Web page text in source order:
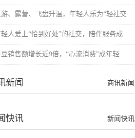
、露营、飞盘升温，年轻人乐为“轻社交
人爱上“恰到好处”的社交，陪伴服务成
销售额增长近9倍，“心流消费”成年轻
商讯新闻
新闻
新闻快讯
快讯